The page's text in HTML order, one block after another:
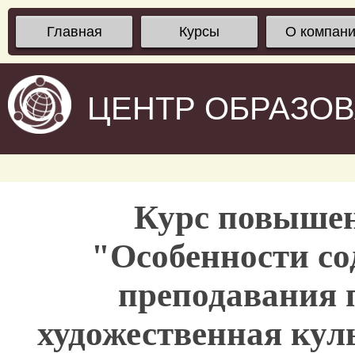
Главная Курсы О
ЦЕНТР
Курс
"Особенности
художественная